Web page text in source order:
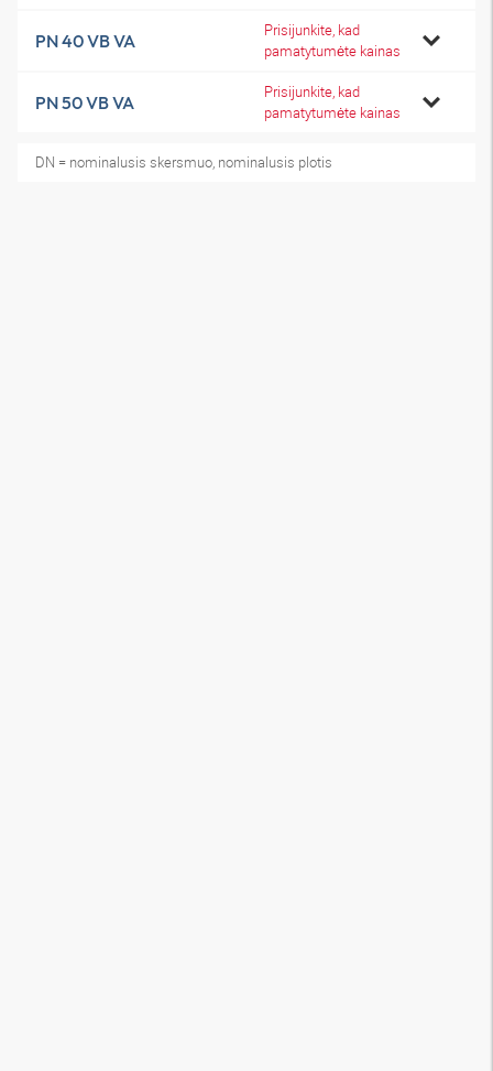
PN 40 VB VA
Prisijunkite, kad
pamatytumėte kainas
PN 50 VB VA
Prisijunkite, kad
pamatytumėte kainas
DN = nominalusis skersmuo, nominalusis plotis